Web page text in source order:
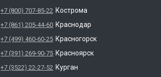
+7 (800) 707-85-22 Кострома
+7 (861) 205-44-60 Краснодар
+7 (499) 460-60-25 Красногорск
+7 (391) 269-90-75 Красноярск
+7 (3522) 22-27-52 Курган